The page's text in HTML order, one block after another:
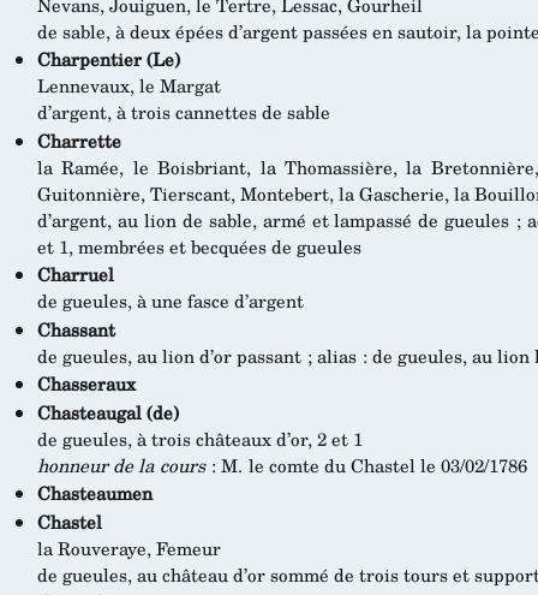
de sable, à deux épées d’argent passées en sautoir, la
Charpentier (Le)
Lennevaux, le Margat
d’argent, à trois cannettes de sable
Charrette
la Ramée, le Boisbriant, la Thomassière, la
Guitonnière, Tierscant, Montebert, la Gascherie, la
d’argent, au lion de sable, armé et lampassé de gueules ;
et 1, membrées et becquées de gueules
Charruel
de gueules, à une fasce d’argent
Chassant
de gueules, au lion d’or passant ; alias : de gueules, au lion
Chasseraux
Chasteaugal (de)
de gueules, à trois châteaux d’or, 2 et 1
honneur de la cours: M. le comte du Chastel le 03/02/1786
Chasteaumen
Chastel
la Rouveraye, Femeur
de gueules, au château d’or sommé de trois tours et